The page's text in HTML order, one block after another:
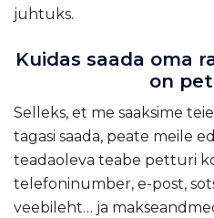
juhtuks.
Kuidas saada oma
on
Selleks, et me saaksime
tagasi saada, peate meile
teadaoleva teabe petturi
telefoninumber, e-post,
veebileht… ja